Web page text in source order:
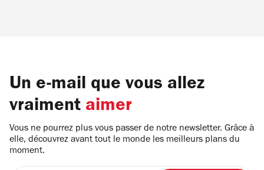
Un e-mail que vous allez
vraiment aimer
Vous ne pourrez plus vous passer de notre newsletter. Grâce à
elle, découvrez avant tout le monde les meilleurs plans du
moment.